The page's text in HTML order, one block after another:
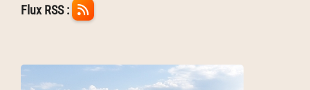
Flux RSS :